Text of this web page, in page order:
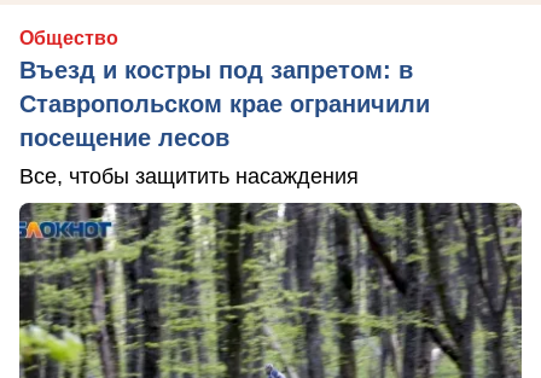
Общество
Въезд и костры под запретом: в
Ставропольском крае ограничили
посещение лесов
Все, чтобы защитить насаждения